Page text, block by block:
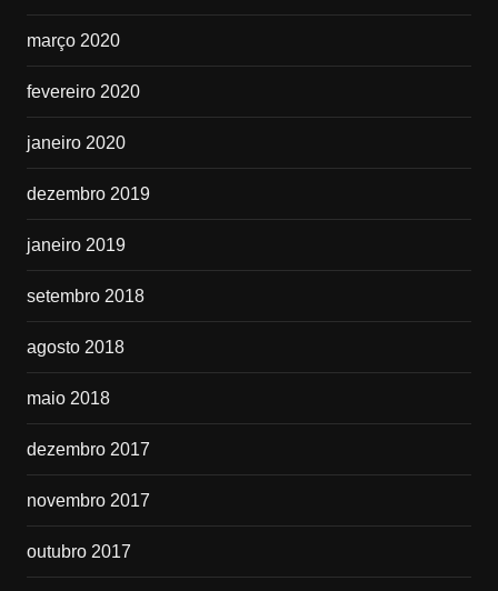
março 2020
fevereiro 2020
janeiro 2020
dezembro 2019
janeiro 2019
setembro 2018
agosto 2018
maio 2018
dezembro 2017
novembro 2017
outubro 2017